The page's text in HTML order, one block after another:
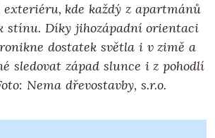
kde každý z apartmánů
stínu. Díky jihozápadní orientaci
dostatek světla i v zimě a
sledovat západ slunce i z pohodlí
Nema dřevostavby, s.r.o.